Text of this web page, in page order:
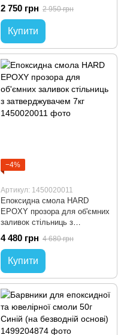
затверджувачем (товщина
шару до 7 см) 4кг
2 750 грн 2 950 грн
Купити
−4%
Артикул: 1450020011
Епоксидна смола HARD
EPOXY прозора для об'ємних
заливок стільниць з
затверджувачем 7кг
4 480 грн 4 680 грн
Купити